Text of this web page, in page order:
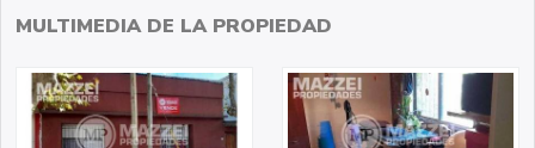
MULTIMEDIA DE LA PROPIEDAD